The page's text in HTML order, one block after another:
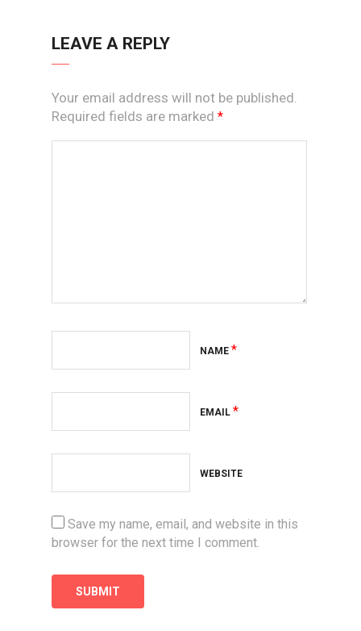
LEAVE A REPLY
Your email address will not be published.
Required fields are marked *
NAME *
EMAIL *
WEBSITE
Save my name, email, and website in this
browser for the next time I comment.